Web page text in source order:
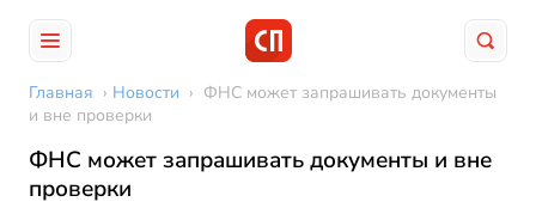
Главная › Новости › ФНС может запрашивать документы
и вне проверки
ФНС может запрашивать документы и вне
проверки